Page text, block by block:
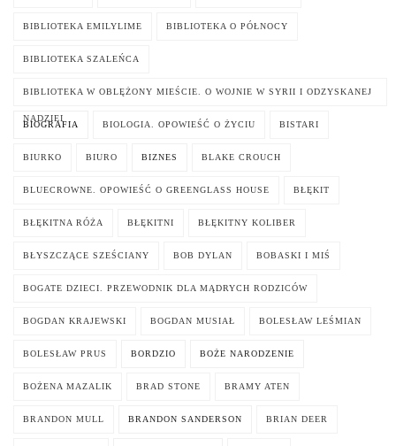
BIBLIOTEKA EMILYLIME BIBLIOTEKA O PÓŁNOCY
BIBLIOTEKA SZALEŃCA
BIBLIOTEKA W OBLĘŻONY MIEŚCIE. O WOJNIE W SYRII I ODZYSKANEJ
NADZIEI
BIOGRAFIA BIOLOGIA. OPOWIEŚĆ O ŻYCIU BISTARI
BIURKO BIURO BIZNES BLAKE CROUCH
BLUECROWNE. OPOWIEŚĆ O GREENGLASS HOUSE BŁĘKIT
BŁĘKITNA RÓŻA BŁĘKITNI BŁĘKITNY KOLIBER
BŁYSZCZĄCE SZEŚCIANY BOB DYLAN BOBASKI I MIŚ
BOGATE DZIECI. PRZEWODNIK DLA MĄDRYCH RODZICÓW
BOGDAN KRAJEWSKI BOGDAN MUSIAŁ BOLESŁAW LEŚMIAN
BOLESŁAW PRUS BORDZIO BOŻE NARODZENIE
BOŻENA MAZALIK BRAD STONE BRAMY ATEN
BRANDON MULL BRANDON SANDERSON BRIAN DEER